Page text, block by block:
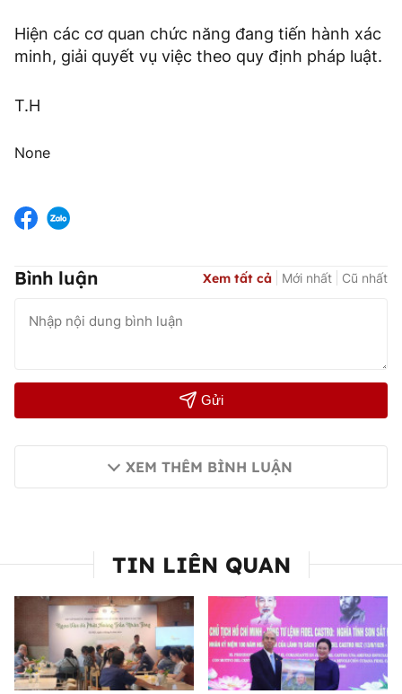
Hiện các cơ quan chức năng đang tiến hành xác
minh, giải quyết vụ việc theo quy định pháp luật.
T.H
None
Bình luận Xem tất cả Mới nhất Cũ nhất
Gửi
XEM THÊM BÌNH LUẬN
TIN LIÊN QUAN